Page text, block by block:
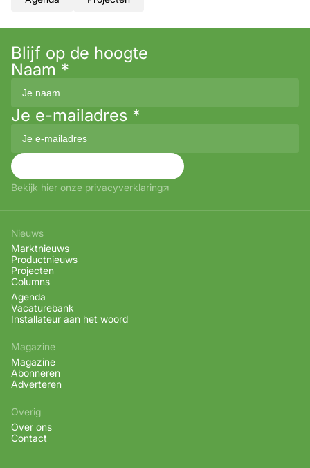
Blijf op de hoogte
Naam *
Je e-mailadres *
Bekijk hier onze privacyverklaring
Nieuws
Marktnieuws
Productnieuws
Projecten
Columns
Agenda
Vacaturebank
Installateur aan het woord
Magazine
Magazine
Abonneren
Adverteren
Overig
Over ons
Contact